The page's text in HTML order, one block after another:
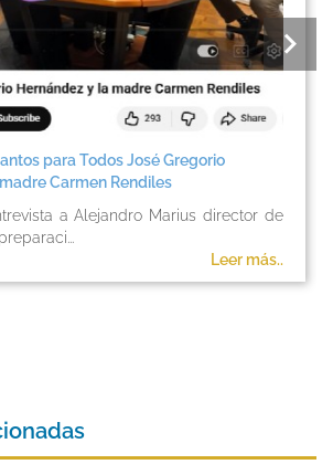
para Todos José Gregorio
Carmen Rendiles
a Alejandro Marius director de
Leer más..